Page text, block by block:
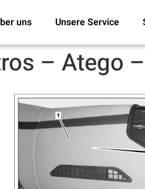
uns Unsere Service
– Atego